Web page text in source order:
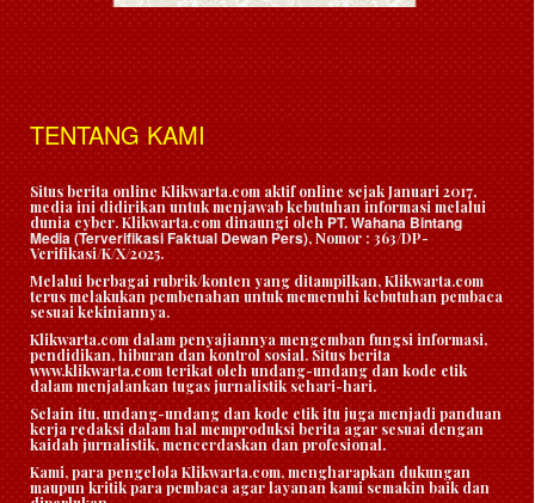
TENTANG KAMI
Situs berita online Klikwarta.com aktif online sejak Januari 2017,
media ini didirikan untuk menjawab kebutuhan informasi melalui
dunia cyber. Klikwarta.com dinaungi oleh PT. Wahana Bintang
Media (Terverifikasi Faktual Dewan Pers), Nomor : 363/DP-
Verifikasi/K/X/2025.
Melalui berbagai rubrik/konten yang ditampilkan, Klikwarta.com
terus melakukan pembenahan untuk memenuhi kebutuhan pembaca
sesuai kekiniannya.
Klikwarta.com dalam penyajiannya mengemban fungsi informasi,
pendidikan, hiburan dan kontrol sosial. Situs berita
www.klikwarta.com terikat oleh undang-undang dan kode etik
dalam menjalankan tugas jurnalistik sehari-hari.
Selain itu, undang-undang dan kode etik itu juga menjadi panduan
kerja redaksi dalam hal memproduksi berita agar sesuai dengan
kaidah jurnalistik, mencerdaskan dan profesional.
Kami, para pengelola Klikwarta.com, mengharapkan dukungan
maupun kritik para pembaca agar layanan kami semakin baik dan